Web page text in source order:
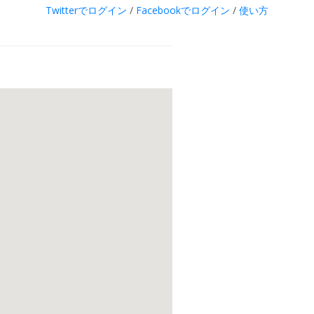
Twitterでログイン / Facebookでログイン / 使い方